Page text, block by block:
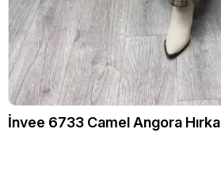
İnvee 6733 Camel Angora Hırka